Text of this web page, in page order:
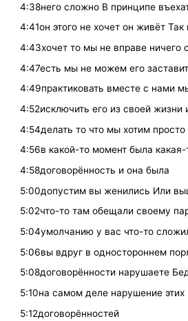
4:38него сложно В принципе
4:41он этого не хочет он живёт Так
4:43хочет то мы не вправе ничего
4:47есть мы не можем его
4:49практиковать вместе с нами
4:52исключить его из своей жизни
4:54делать то что мы хотим просто
4:56в какой-то момент была какая-
4:58договорённость и она была
5:00допустим вы женились Или
5:02что-то там обещали своему
5:04умолчанию у вас что-то
5:06вы вдруг в одностороннем
5:08договорённости нарушаете
5:10на самом деле нарушение этих
5:12договорённостей